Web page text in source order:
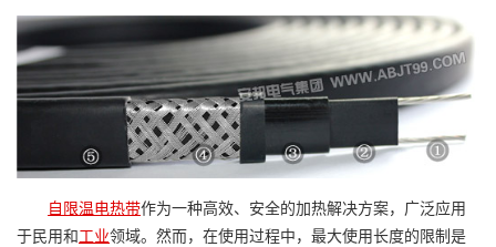
自限温电热带作为一种高效、安全的加热解决方案，广泛应用
于民用和工业领域。然而，在使用过程中，最大使用长度的限制是